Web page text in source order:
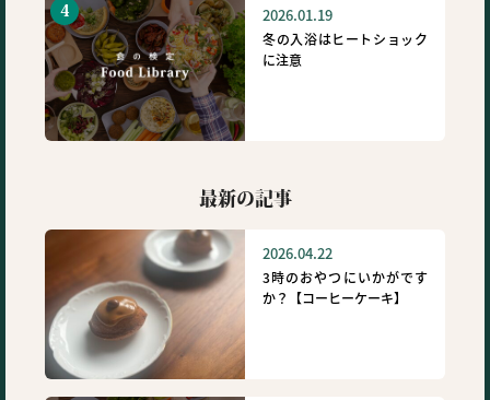
2026.01.19
冬の入浴はヒートショック
に注意
最新の記事
2026.04.22
3時のおやつにいかがです
か？【コーヒーケーキ】